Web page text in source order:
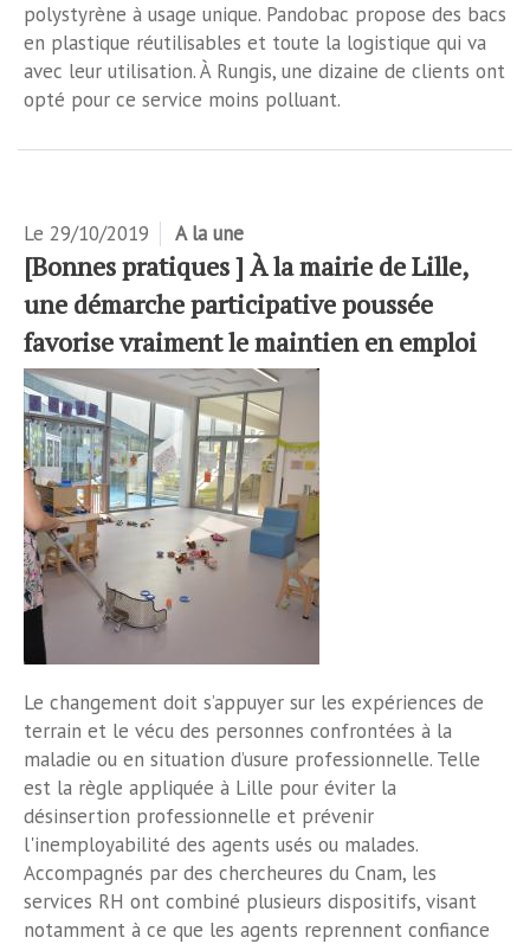
polystyrène à usage unique. Pandobac propose des bacs
en plastique réutilisables et toute la logistique qui va
avec leur utilisation. À Rungis, une dizaine de clients ont
opté pour ce service moins polluant.
Le 29/10/2019 A la une
[Bonnes pratiques ] À la mairie de Lille,
une démarche participative poussée
favorise vraiment le maintien en emploi
Le changement doit s’appuyer sur les expériences de
terrain et le vécu des personnes confrontées à la
maladie ou en situation d’usure professionnelle. Telle
est la règle appliquée à Lille pour éviter la
désinsertion professionnelle et prévenir
l'inemployabilité des agents usés ou malades.
Accompagnés par des chercheures du Cnam, les
services RH ont combiné plusieurs dispositifs, visant
notamment à ce que les agents reprennent confiance